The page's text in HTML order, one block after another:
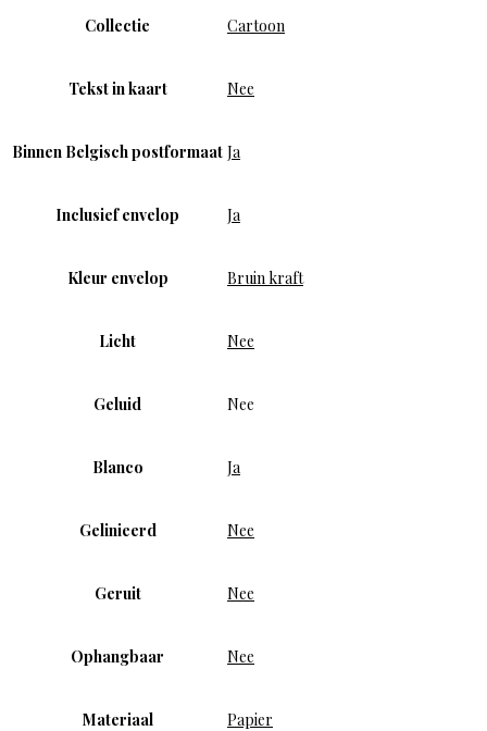
Collectie Cartoon
Tekst in kaart Nee
Binnen Belgisch postformaat Ja
Inclusief envelop Ja
Kleur envelop Bruin kraft
Licht Nee
Geluid Nee
Blanco Ja
Gelinieerd Nee
Geruit Nee
Ophangbaar Nee
Materiaal Papier